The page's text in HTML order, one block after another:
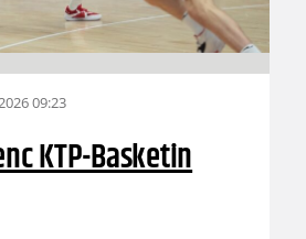
09:23
KTP-Basketin